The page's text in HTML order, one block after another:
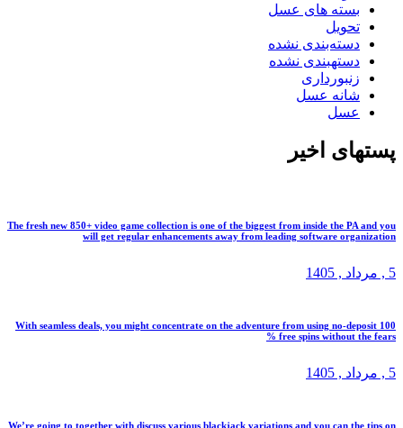
های عسل
نشده
نشده
عسل
اخیر
The fresh new 850+ video game collection is one of the biggest from inside the
will get regular enhancements away from leading software
, 1405
With seamless deals, you might concentrate on the adventure from using no-
% free spins
, 1405
We’re going to together with discuss various blackjack variations and you can